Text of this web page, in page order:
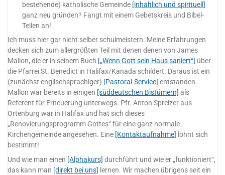
bestehende) katholische Gemeinde [inhaltlich und spirituell]
ganz neu gründen? Fangt mit einem Gebetskreis und Bibel-
Teilen an!
Ich muss hier gar nicht selber schulmeistern. Meine Erfahrungen
decken sich zum allergrößten Teil mit denen denen von James
Mallon, die er in seinem Buch [„Wenn Gott sein Haus saniert“] über
die Pfarrei St. Benedict in Halifax/Kanada schildert. Daraus ist ein
(zunächst englischsprachiger) [Pastoral-Service] entstanden.
Mallon war bereits in einigen [süddeutschen Bistümern] als
Referent für Erneuerung unterwegs. Pfr. Anton Spreizer aus
Ortenburg war in Halifax und hat sich dieses
„Renovierungsprogramm Gottes“ für eine ganz normale
Kirchengemeinde angesehen. Eine [Kontaktaufnahme] lohnt sich
bestimmt!
Und wie man einen [Alphakurs] durchführt und wie er „funktioniert“,
das kann man [direkt bei uns] lernen. Wir machen übrigens seit ein